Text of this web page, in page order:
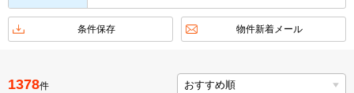
不動産会社から
条件保存 物件新着メール
1378件